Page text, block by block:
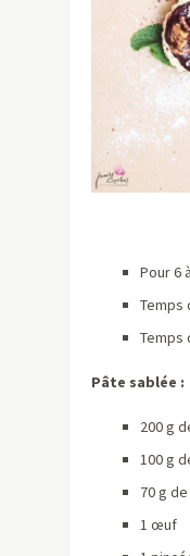
Pour 6
Temps
Temps
Pâte sablée :
200 g
100 g
70 g
1 œuf